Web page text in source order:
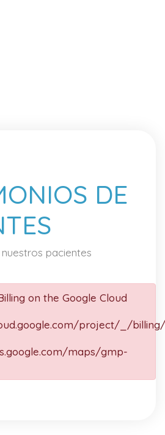
DE
pacientes
on the Google Cloud
project/_/
maps/gmp-